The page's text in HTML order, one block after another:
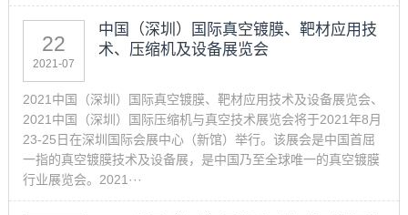
22
2021-07
中国（深圳）国际真空镀膜、靶材应用技
术、压缩机及设备展览会
2021中国（深圳）国际真空镀膜、靶材应用技术及设备展览会、
2021中国（深圳）国际压缩机与真空技术展览会将于2021年8月
23-25日在深圳国际会展中心（新馆）举行。该展会是中国首屈
一指的真空镀膜技术及设备展，是中国乃至全球唯一的真空镀膜
行业展览会。2021···